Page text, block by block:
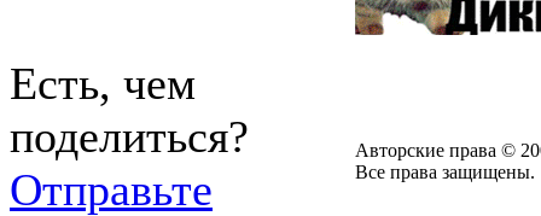
Есть, чем
поделиться?
Отправьте
Авторские права ©
Все права защищены.